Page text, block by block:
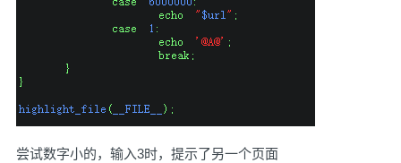
尝试数字小的，输入3时，提示了另一个页面